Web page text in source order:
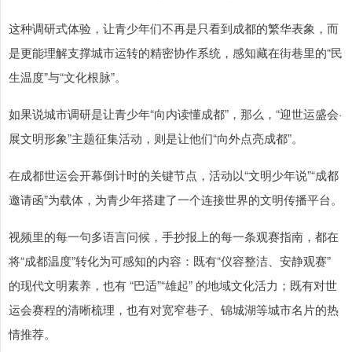
这种调研式体验，让青少年们不再是只看到成都的繁华表象，而
是更能理解支撑城市运转的精密协作系统，感知藏在街巷里的“民
生温度”与“文化根脉”。
如果说城市调研是让青少年“向内读懂成都”，那么，“迎世运盛会·
展文明形象”主题征集活动，则是让他们“向外点亮成都”。
在成都世运会开幕倒计时的关键节点，活动以“文明少年说”“成都
邀请函”为载体，为青少年搭建了一个连接世界的文明传播平台。
视频里的每一句多语言问候，手抄报上的每一条观赛指南，都在
将“成都温度”转化为可感知的内容：既有“仪容整洁、安静观赛”
的现代文明素养，也有 “巴适”“雄起” 的地域文化活力；既有对世
运会赛程的清晰梳理，也有对宽窄巷子、锦城湖等城市名片的热
情推荐。